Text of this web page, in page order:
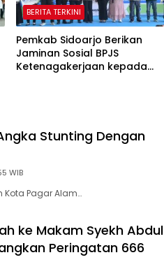
BERITA TERKINI
Pemkab Sidoarjo Berikan
Jaminan Sosial BPJS
Ketenagakerjaan kepada
Stunting Dengan
WIB
Kota Pagar Alam…
ke Makam Syekh Abdul
Peringatan 666